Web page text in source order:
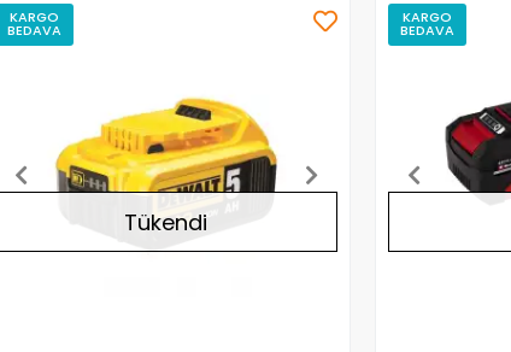
KARGO
BEDAVA Stokta Yok
Tükendi
KARGO
BEDAVA